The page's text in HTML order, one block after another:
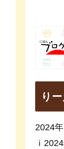
り
2024
ｉ